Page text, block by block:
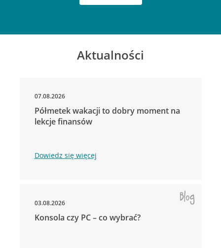
Aktualności
07.08.2026
Półmetek wakacji to dobry moment na
lekcje finansów
Dowiedz się więcej
03.08.2026
Konsola czy PC – co wybrać?